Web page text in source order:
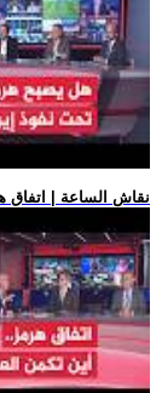
.. نقاش الساعة |